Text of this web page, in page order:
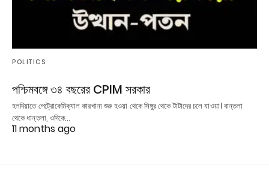
POLITICS
পশ্চিমবঙ্গে ৩৪ বছরের CPIM সরকার
হলদিয়াতে পেট্রোকেমিক্যাল কারখানা শুরু হওয়া থেকে সিঙ্গুর থেকে টাটাদের চলে যাওয়া। বান্তলা
থেকে ধান্তলা, ওদিকে…
11 months ago